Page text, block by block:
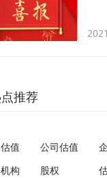
推荐
值 公司估值
构
股权